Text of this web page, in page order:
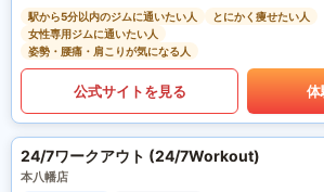
駅から5分以内のジムに通いたい人
とにかく痩せたい人
女性専用ジムに通いたい人
姿勢・腰痛・肩こりが気になる人
公式サイトを見る 体
24/7ワークアウト (24/7Workout)
本八幡店